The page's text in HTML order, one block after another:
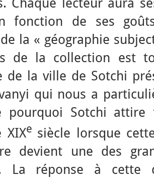
Chaque lecteur aura
fonction de ses
de la « géographie
de la collection est
de la ville de Sotchi
qui nous a
pourquoi Sotchi
XIXe siècle lorsque
devient une des
La réponse à cette